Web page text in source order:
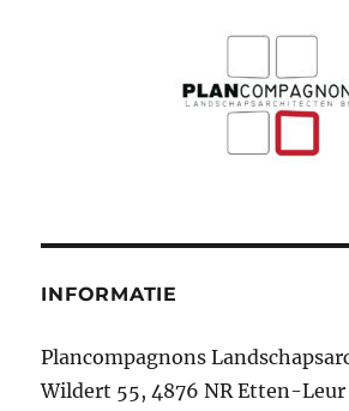
INFORMATIE
Plancompagnons
Wildert 55, 4876 NR Etten-Leur